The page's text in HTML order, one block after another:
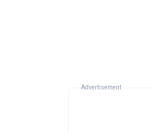
Advertisement